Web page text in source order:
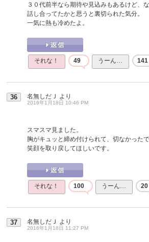
３０代前半なら期待や見込みもあるけど、
話し合ってたかと思うと裏切られた気分。
一気に熱も冷めたよ。
それな！ 49 うーん… 141
36 名無しだＪ より
2016年1月18日 10:46 PM
スマスマ見ました。
胸がキュッと締め付けられて、切なかった
笑顔を取り戻してほしいです。
それな！ 100 うーん… 20
37 名無しだＪ より
2016年1月18日 11:27 PM